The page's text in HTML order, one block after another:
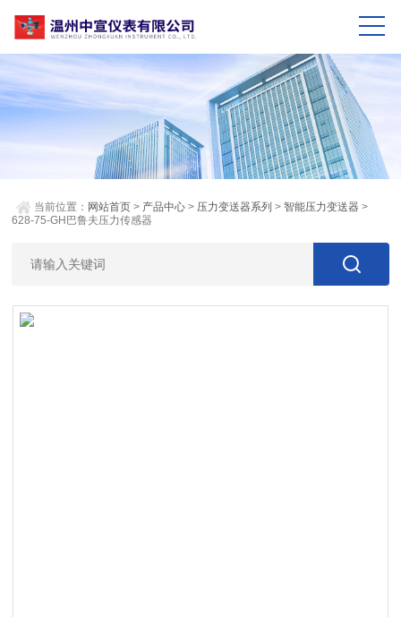
当前位置： 网站首页 > 产品中心 > 压力变送器系列 >智能压力变送器 >
628-75-GH巴鲁夫压力传感器